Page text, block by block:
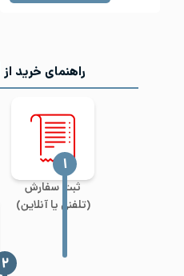
راهنمای خرید از
ثبت سفارش
(تلفنی یا آنلاین)
‍۱
‍۲